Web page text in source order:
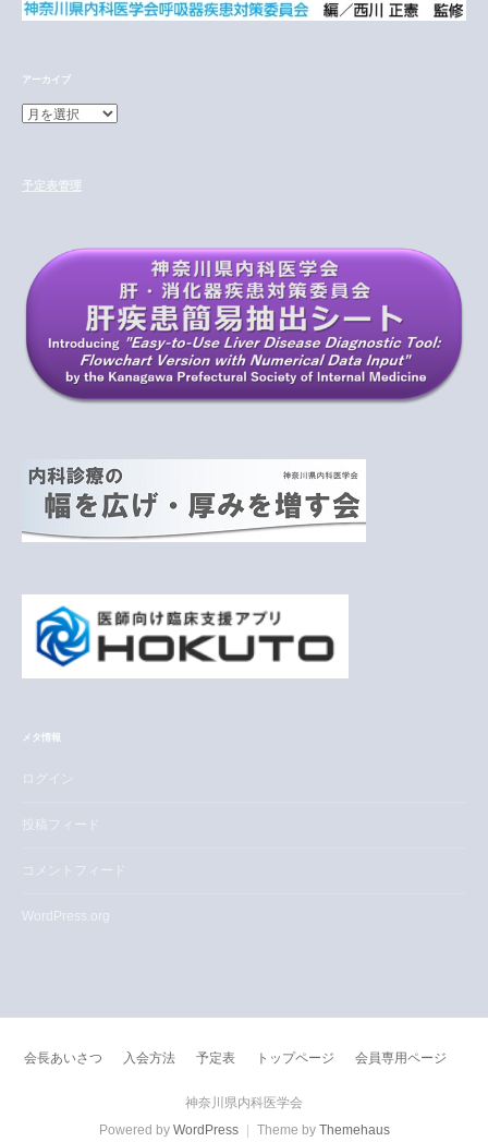
アーカイブ
ア
ブ
予定表管理
メタ情報
ログイン
投稿フィード
コメントフィード
WordPress.org
会長あいさつ 入会方法 予定表 トップページ 会員専用ページ
神奈川県内科医学会
Powered by WordPress Theme by Themehaus